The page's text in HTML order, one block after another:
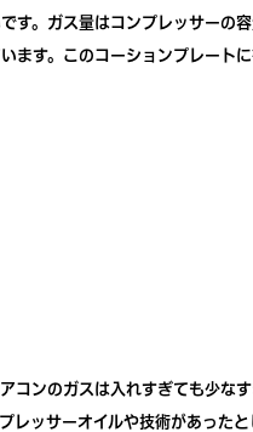
す。ガス量はコンプレッサーの
す。このコーションプレート
ンのガスは入れすぎても少な
ッサーオイルや技術があった